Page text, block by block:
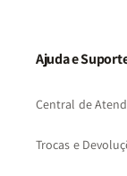
Ajuda e
Central de
Trocas e